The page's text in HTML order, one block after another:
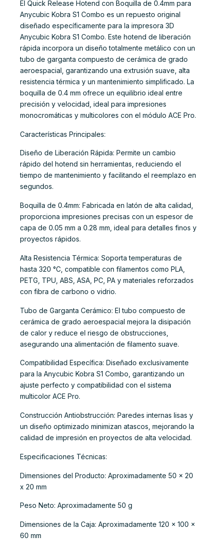
El Quick Release Hotend con Boquilla de 0.4mm para
Anycubic Kobra S1 Combo es un repuesto original
diseñado específicamente para la impresora 3D
Anycubic Kobra S1 Combo. Este hotend de liberación
rápida incorpora un diseño totalmente metálico con un
tubo de garganta compuesto de cerámica de grado
aeroespacial, garantizando una extrusión suave, alta
resistencia térmica y un mantenimiento simplificado. La
boquilla de 0.4 mm ofrece un equilibrio ideal entre
precisión y velocidad, ideal para impresiones
monocromáticas y multicolores con el módulo ACE Pro.
Características Principales:
Diseño de Liberación Rápida: Permite un cambio
rápido del hotend sin herramientas, reduciendo el
tiempo de mantenimiento y facilitando el reemplazo en
segundos.
Boquilla de 0.4mm: Fabricada en latón de alta calidad,
proporciona impresiones precisas con un espesor de
capa de 0.05 mm a 0.28 mm, ideal para detalles finos y
proyectos rápidos.
Alta Resistencia Térmica: Soporta temperaturas de
hasta 320 °C, compatible con filamentos como PLA,
PETG, TPU, ABS, ASA, PC, PA y materiales reforzados
con fibra de carbono o vidrio.
Tubo de Garganta Cerámico: El tubo compuesto de
cerámica de grado aeroespacial mejora la disipación
de calor y reduce el riesgo de obstrucciones,
asegurando una alimentación de filamento suave.
Compatibilidad Específica: Diseñado exclusivamente
para la Anycubic Kobra S1 Combo, garantizando un
ajuste perfecto y compatibilidad con el sistema
multicolor ACE Pro.
Construcción Antiobstrucción: Paredes internas lisas y
un diseño optimizado minimizan atascos, mejorando la
calidad de impresión en proyectos de alta velocidad.
Especificaciones Técnicas:
Dimensiones del Producto: Aproximadamente 50 x 20
x 20 mm
Peso Neto: Aproximadamente 50 g
Dimensiones de la Caja: Aproximadamente 120 x 100 x
60 mm